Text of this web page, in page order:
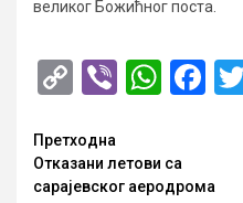
великог Божићног поста.
CopyViber
Опширније
Претходна
Отказани летови са
сарајевског аеродрома